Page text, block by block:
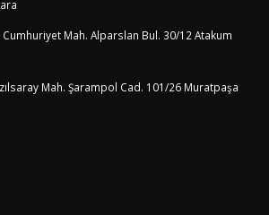
Cumhuriyet Mah. Alparslan Bul. 30/12 Atakum
Mah. Şarampol Cad. 101/26 Muratpaşa